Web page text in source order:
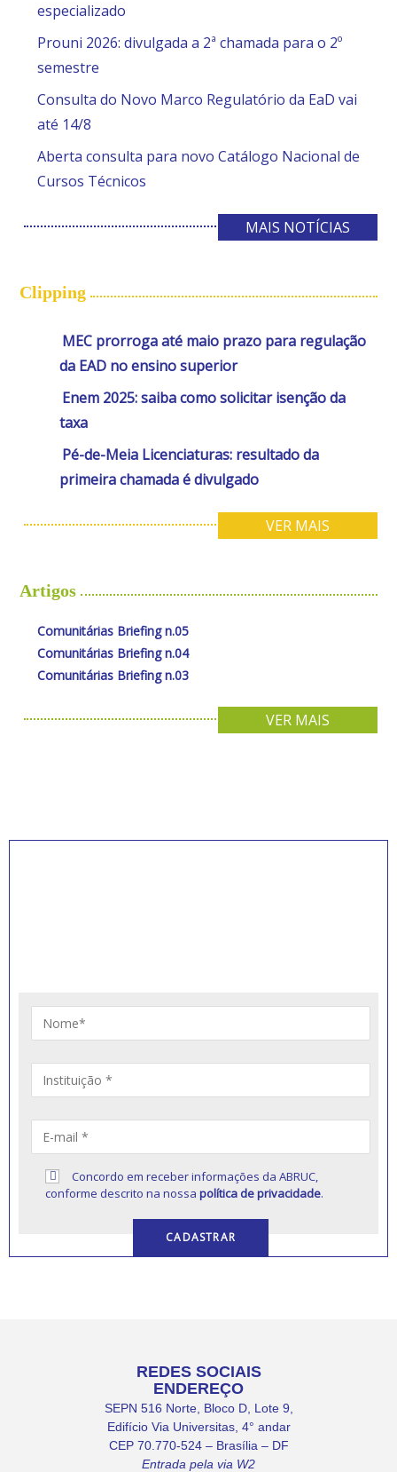
especializado
Prouni 2026: divulgada a 2ª chamada para o 2º
semestre
Consulta do Novo Marco Regulatório da EaD vai
até 14/8
Aberta consulta para novo Catálogo Nacional de
Cursos Técnicos
MAIS NOTÍCIAS
Clipping
MEC prorroga até maio prazo para regulação
da EAD no ensino superior
Enem 2025: saiba como solicitar isenção da
taxa
Pé-de-Meia Licenciaturas: resultado da
primeira chamada é divulgado
VER MAIS
Artigos
Comunitárias Briefing n.05
Comunitárias Briefing n.04
Comunitárias Briefing n.03
VER MAIS
Concordo em receber informações da ABRUC,
conforme descrito na nossapolítica de privacidade.
REDES SOCIAIS
ENDEREÇO
SEPN 516 Norte, Bloco D, Lote 9,
Edifício Via Universitas, 4° andar
CEP 70.770-524 – Brasília – DF
Entrada pela via W2